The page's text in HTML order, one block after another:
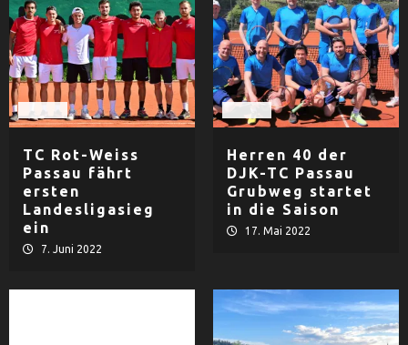
Tennis
TC Rot-Weiss
Passau fährt
ersten
Landesligasieg
ein
7. Juni 2022
Herren 40 der
DJK-TC Passau
Grubweg startet
in die Saison
17. Mai 2022